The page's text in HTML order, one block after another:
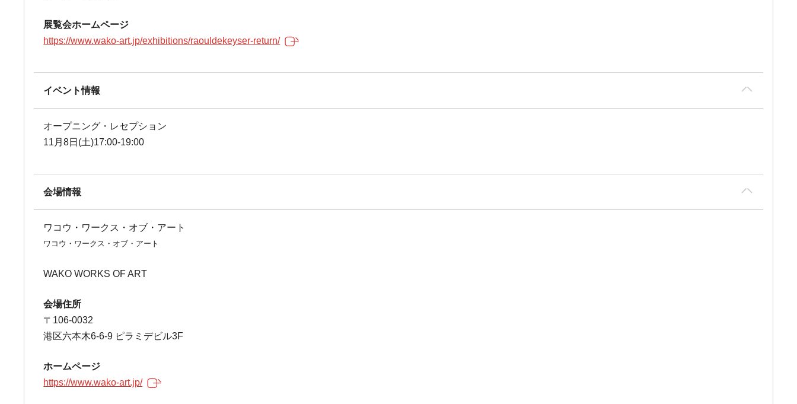
展覧会ホームページ
https://www.wako-art.jp/exhibitions/raouldekeyser-return/
イベント情報
オープニング・レセプション
11月8日(土)17:00-19:00
会場情報
ワコウ・ワークス・オブ・アート
ワコウ・ワークス・オブ・アート
WAKO WORKS OF ART
会場住所
〒106-0032
港区六本木6-6-9 ピラミデビル3F
ホームページ
https://www.wako-art.jp/